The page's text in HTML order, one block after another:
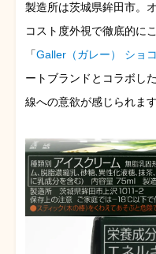
製造所は茨城県鉾田市。
コスト度外視で徹底的に
「Galler（ガレー） ショ
ートブランドとコラボし
線への意欲が感じられます